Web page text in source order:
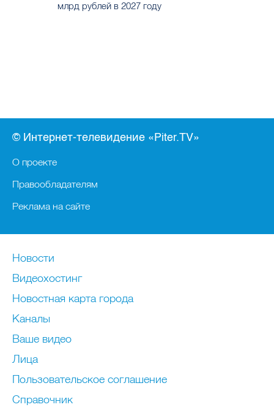
млрд рублей в 2027 году
© Интернет-телевидение «Piter.TV»
О проекте
Правообладателям
Реклама на сайте
Новости
Видеохостинг
Новостная карта города
Каналы
Ваше видео
Лица
Пользовательское соглашение
Справочник